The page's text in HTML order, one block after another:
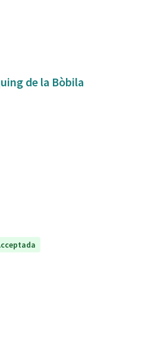
de la Bòbila